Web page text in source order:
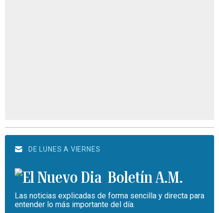
DE LUNES A VIERNES
Boletín A.M.
Las noticias explicadas de forma sencilla y directa para
entender lo más importante del día.